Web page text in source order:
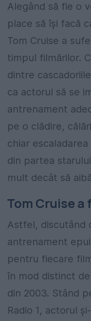
Alegând să fie o
place să își facă
Tom Cruise a
timpul filmărilor.
dintre
ca actorul să se
antrenament
pe o clădire,
chiar
din partea
mult decât să
Tom Cruise
Astfel, discutând
antrenament
pentru fiecare
în mod distinct
din 2003. Stând
Radio 1, actorul